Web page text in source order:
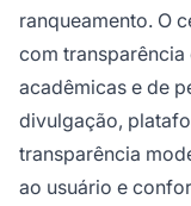
ranqueamento. O
com
acadêmicas e de
divulgação,
transparência
ao usuário e